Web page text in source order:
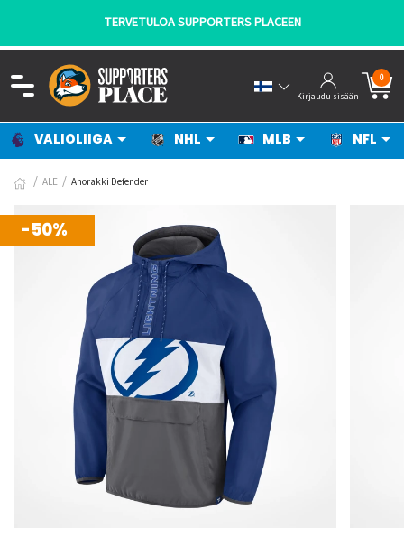
TERVETULOA SUPPORTERS PLACEEN
Kirjaudu sisään
0
VALIOLIIGA NHL MLB NFL
ALE Anorakki Defender
-50%